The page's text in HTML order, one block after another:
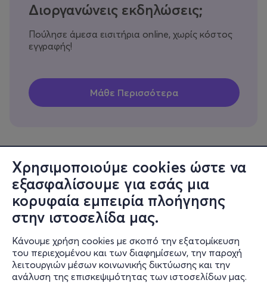
Χρησιμοποιούμε cookies ώστε να
εξασφαλίσουμε για εσάς μια
κορυφαία εμπειρία πλοήγησης
στην ιστοσελίδα μας.
Κάνουμε χρήση cookies με σκοπό την εξατομίκευση
του περιεχομένου και των διαφημίσεων, την παροχή
λειτουργιών μέσων κοινωνικής δικτύωσης και την
ανάλυση της επισκεψιμότητας των ιστοσελίδων μας.
Διοργανώνεις εκδηλώσεις;
Πούλησε άμεσα εισιτήρια online, χωρίς κόστος
εγγραφής!
Πληροφορίες
Υποστήριξη
Stay Connected